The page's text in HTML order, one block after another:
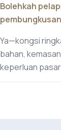
Bolehkah
Ya—kongsi
bahan,
keperluan